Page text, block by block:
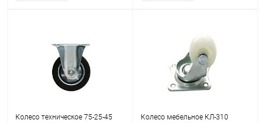
Колесо техническое 75-25-45
Колесо мебельное КЛ-310